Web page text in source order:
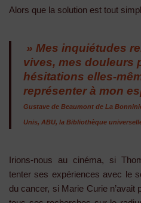
Alors que la solution est tout
» Mes inquiétudes
vives, mes douleurs
hésitations elles-
représenter à mon
Gustave de Beaumont de La
Unis, ABU, la Bibliothèque
Irions-nous au cinéma, si
tenter ses expériences avec le
du cancer, si Marie Curie